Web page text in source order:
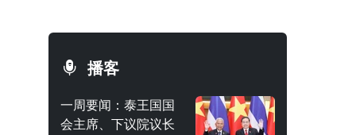
播客
一周要闻：泰王国国
会主席、下议院议长